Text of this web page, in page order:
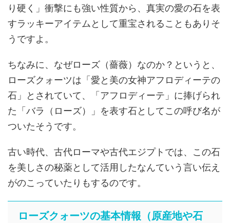
り硬く」衝撃にも強い性質から、真実の愛の石を表
すラッキーアイテムとして重宝されることもありそ
うですよ。
ちなみに、なぜローズ（薔薇）なのか？というと、
ローズクォーツは「愛と美の女神アフロディーテの
石」とされていて、「アフロディーテ」に捧げられ
た「バラ（ローズ）」を表す石としてこの呼び名が
ついたそうです。
古い時代、古代ローマや古代エジプトでは、この石
を美しさの秘薬として活用したなんていう言い伝え
がのこっていたりもするのです。
ローズクォーツの基本情報（原産地や石